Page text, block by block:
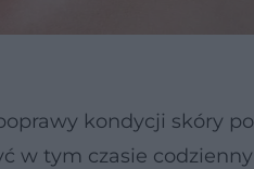
kondycji skóry po
w tym czasie codzienny